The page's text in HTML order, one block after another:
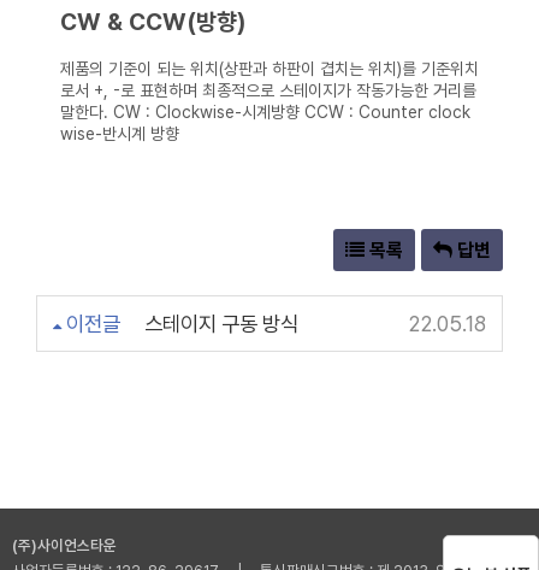
CW & CCW(방향)
제품의 기준이 되는 위치(상판과 하판이 겹치는 위치)를 기준위치
로서 +, -로 표현하며 최종적으로 스테이지가 작동가능한 거리를
말한다. CW : Clockwise-시계방향 CCW : Counter clock
wise-반시계 방향
목록 답변
이전글 스테이지 구동 방식 22.05.18
(주)사이언스타운